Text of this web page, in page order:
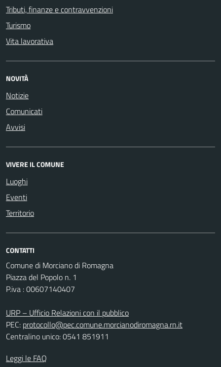
Tributi, finanze e contravvenzioni
Turismo
Vita lavorativa
NOVITÀ
Notizie
Comunicati
Avvisi
VIVERE IL COMUNE
Luoghi
Eventi
Territorio
CONTATTI
Comune di Morciano di Romagna
Piazza del Popolo n. 1
P.iva : 00607140407
URP – Ufficio Relazioni con il pubblico
PEC: protocollo@pec.comune.morcianodiromagna.rn.it
Centralino unico: 0541 851911
Leggi le FAQ